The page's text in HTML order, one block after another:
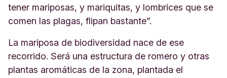
tener mariposas, y mariquitas, y lombrices que se
comen las plagas, flipan bastante”.
La mariposa de biodiversidad nace de ese
recorrido. Será una estructura de romero y otras
plantas aromáticas de la zona, plantada el